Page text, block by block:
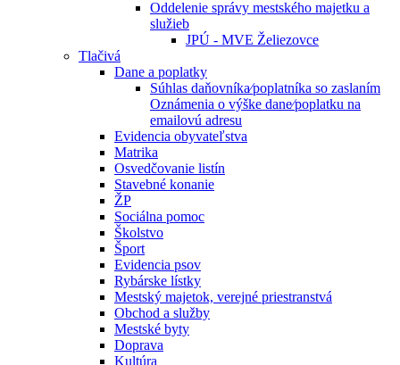
Oddelenie správy mestského majetku a
služieb
JPÚ - MVE Želiezovce
Tlačivá
Dane a poplatky
Súhlas daňovníka⁄poplatníka so zaslaním
Oznámenia o výške dane⁄poplatku na
emailovú adresu
Evidencia obyvateľstva
Matrika
Osvedčovanie listín
Stavebné konanie
ŽP
Sociálna pomoc
Školstvo
Šport
Evidencia psov
Rybárske lístky
Mestský majetok, verejné priestranstvá
Obchod a služby
Mestské byty
Doprava
Kultúra